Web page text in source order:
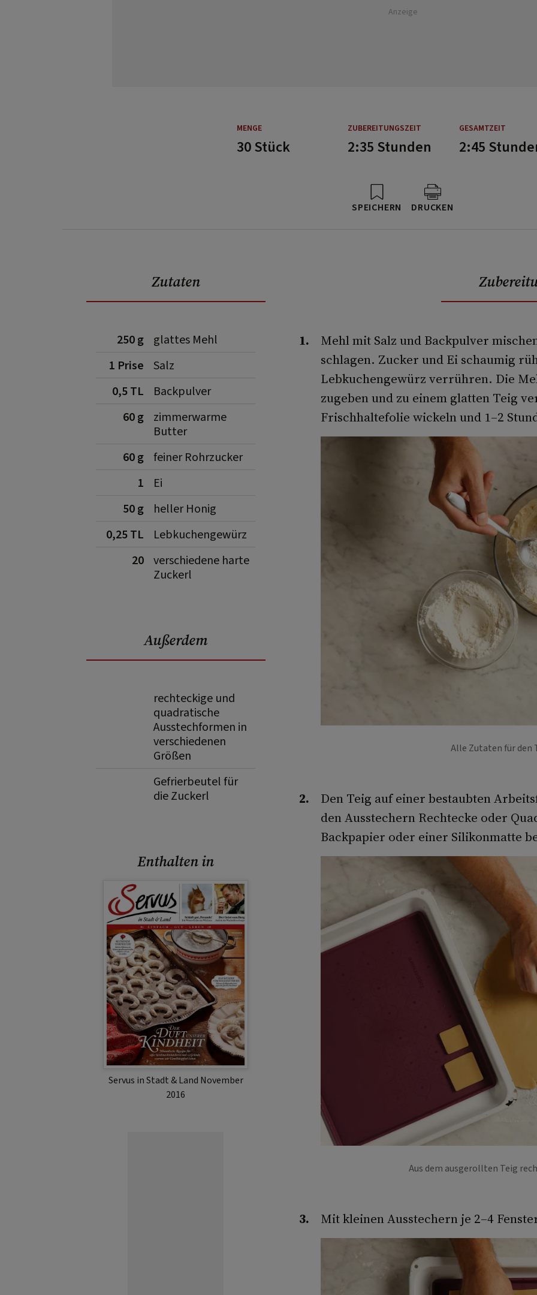
Anzeige
MENGE ZUBEREITUNGSZEIT GESAMTZEIT
30 Stück 2:35 Stunden 2:45
SPEICHERN DRUCKEN
Zutaten
250 g
glattes Mehl
1 Prise
Salz
0,5 TL
Backpulver
60 g
zimmerwarme
Butter
60 g feiner Rohrzucker
1
Ei
50 g
heller Honig
0,25 TL
Lebkuchengewürz
20 verschiedene harte
Zuckerl
Außerdem
rechteckige und
quadratische
Ausstechformen in
verschiedenen
Größen
Gefrierbeutel für
die Zuckerl
Enthalten in
Servus in Stadt & Land November
2016
Mehl mit Salz und Backpulver
schlagen. Zucker und Ei schaumig
Lebkuchengewürz verrühren. Die
zugeben und zu einem glatten Teig
Frischhaltefolie wickeln und 1–2
Alle Zutaten für den
Den Teig auf einer bestaubten
den Ausstechern Rechtecke oder
Backpapier oder einer Silikonmatte
Aus dem ausgerollten Teig
Mit kleinen Ausstechern je 2–4